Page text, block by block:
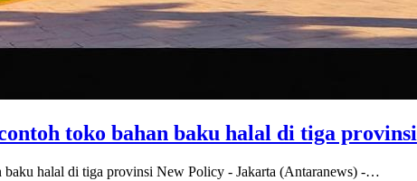
toko bahan baku halal di tiga provinsi
halal di tiga provinsi New Policy - Jakarta (Antaranews) -…